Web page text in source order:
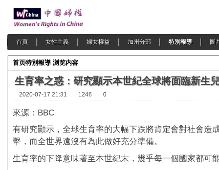
首頁 女性主義 婦女權益 加州分部 特別報導 圖
首页特別報導 浏览内容
生育率之惑：研究顯示本世紀全球將面臨新生
2020-07-17 21:31 1246 0
來源：BBC
有研究顯示，全球生育率的大幅下跌將肯定會對社會造
擊，而全世界遠沒有為此做好充分準備。
生育率的下降意味著至本世紀末，幾乎每一個國家都可